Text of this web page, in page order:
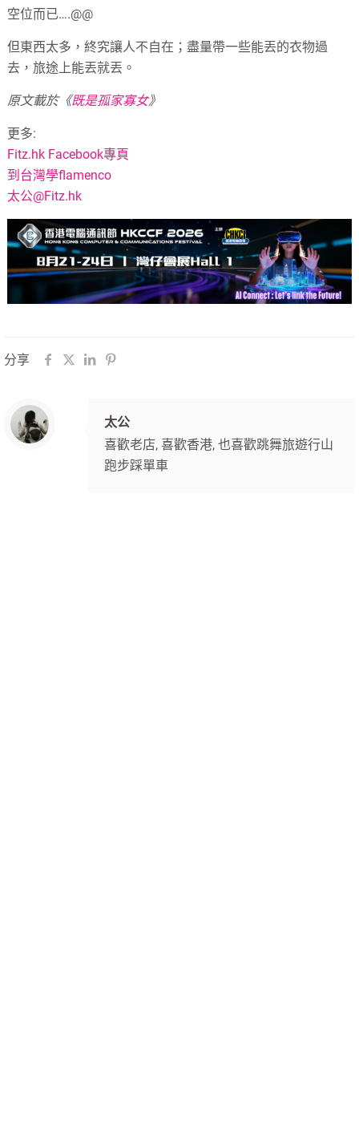
空位而已….@@
但東西太多，終究讓人不自在；盡量帶一些能丟的衣物過
去，旅途上能丟就丟。
原文載於《既是孤家寡女》
更多:
Fitz.hk Facebook專頁
到台灣學flamenco
太公@Fitz.hk
分享
太公
喜歡老店, 喜歡香港, 也喜歡跳舞旅遊行山
跑步踩單車